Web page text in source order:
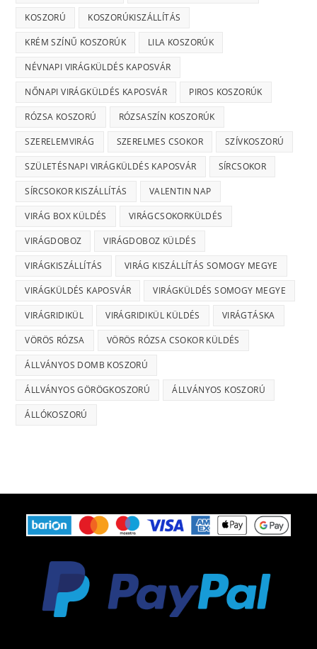
KOSZORÚ KOSZORÚKISZÁLLÍTÁS
KRÉM SZÍNŰ KOSZORÚK LILA KOSZORÚK
NÉVNAPI VIRÁGKÜLDÉS KAPOSVÁR
NŐNAPI VIRÁGKÜLDÉS KAPOSVÁR PIROS KOSZORÚK
RÓZSA KOSZORÚ RÓZSASZÍN KOSZORÚK
SZERELEMVIRÁG SZERELMES CSOKOR SZÍVKOSZORÚ
SZÜLETÉSNAPI VIRÁGKÜLDÉS KAPOSVÁR SÍRCSOKOR
SÍRCSOKOR KISZÁLLÍTÁS VALENTIN NAP
VIRÁG BOX KÜLDÉS VIRÁGCSOKORKÜLDÉS
VIRÁGDOBOZ VIRÁGDOBOZ KÜLDÉS
VIRÁGKISZÁLLÍTÁS VIRÁG KISZÁLLÍTÁS SOMOGY MEGYE
VIRÁGKÜLDÉS KAPOSVÁR VIRÁGKÜLDÉS SOMOGY MEGYE
VIRÁGRIDIKÜL VIRÁGRIDIKÜL KÜLDÉS VIRÁGTÁSKA
VÖRÖS RÓZSA VÖRÖS RÓZSA CSOKOR KÜLDÉS
ÁLLVÁNYOS DOMB KOSZORÚ
ÁLLVÁNYOS GÖRÖGKOSZORÚ ÁLLVÁNYOS KOSZORÚ
ÁLLÓKOSZORÚ